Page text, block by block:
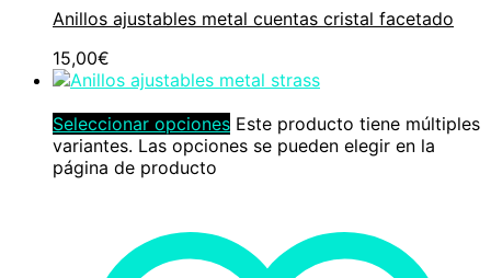
Anillos ajustables metal cuentas cristal facetado
15,00€
Seleccionar opciones Este producto tiene múltiples
variantes. Las opciones se pueden elegir en la
página de producto